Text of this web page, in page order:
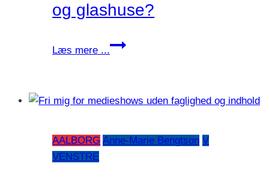
og glashuse?
Læs mere ...
Var
glashuse?
AALBORG Anne-Marie Bengtson V
VENSTRE